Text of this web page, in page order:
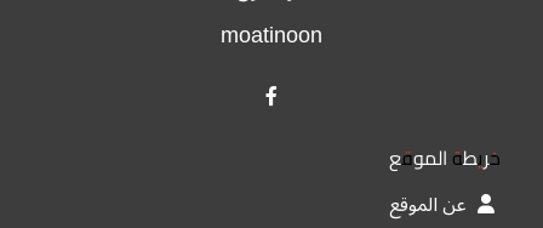
moatinoon
خريطة الموقع
عن الموقع